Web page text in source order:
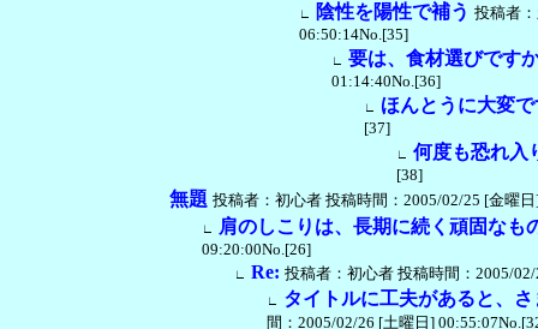
∟ 陰性を陽性で補う 投稿者
06:50:14No.[35]
∟ 要は、食材選びです
01:14:40No.[36]
∟ ほんとうに大変
[37]
∟ 何度も恐れ入
[38]
無題 投稿者：初心者 投稿時間：2005/02/25 [金曜
∟ 肩のしこりは、長期に続く頑固なも
09:20:00No.[26]
∟ Re: 投稿者：初心者 投稿時間：2005/
∟ タイトルに工夫があると、
間：2005/02/26 [土曜日]